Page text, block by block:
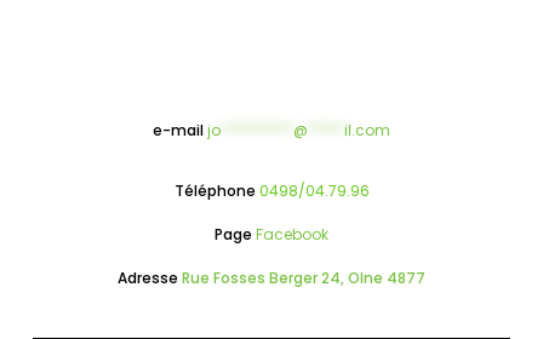
e-mailjo @ il.com
Téléphone 0498/04.79.96
Page Facebook
Adresse Rue Fosses Berger 24, Olne 4877